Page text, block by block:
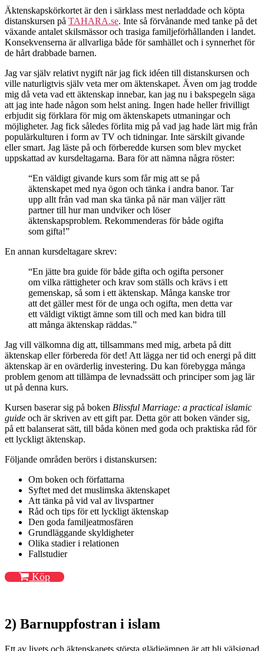
Äktenskapskörkortet är den i särklass mest nerladdade och köpta
distanskursen på TAHARA.se. Inte så förvånande med tanke på det
växande antalet skilsmässor och trasiga familjeförhållanden i landet.
Konsekvenserna är allvarliga både för samhället och i synnerhet för
de hårt drabbade barnen.
Jag var själv relativt nygift när jag fick idéen till distanskursen och
ville naturligtvis själv veta mer om äktenskapet. Även om jag trodde
mig då veta vad ett äktenskap innebar, kan jag nu i bakspegeln säga
att jag inte hade någon som helst aning. Ingen hade heller frivilligt
erbjudit sig förklara för mig om äktenskapets utmaningar och
möjligheter. Jag fick således förlita mig på vad jag hade lärt mig från
populärkulturen i form av TV och tidningar. Inte särskilt givande
eller smart. Jag läste på och förberedde kursen som blev mycket
uppskattad av kursdeltagarna. Bara för att nämna några röster:
“En väldigt givande kurs som får mig att se på
äktenskapet med nya ögon och tänka i andra banor. Tar
upp allt från vad man ska tänka på när man väljer rätt
partner till hur man undviker och löser
äktenskapsproblem. Rekommenderas för både ogifta
som gifta!”
En annan kursdeltagare skrev:
“En jätte bra guide för både gifta och ogifta personer
om vilka rättigheter och krav som ställs och krävs i ett
gemenskap, så som i ett äktenskap. Många kanske tror
att det gäller mest för de unga och ogifta, men detta var
ett väldigt viktigt ämne som till och med kan bidra till
att många äktenskap räddas.”
Jag vill välkomna dig att, tillsammans med mig, arbeta på ditt
äktenskap eller förbereda för det! Att lägga ner tid och energi på ditt
äktenskap är en ovärderlig investering. Du kan förebygga många
problem genom att tillämpa de levnadssätt och principer som jag lär
ut på denna kurs.
Kursen baserar sig på boken Blissful Marriage: a practical islamic
guide och är skriven av ett gift par. Detta gör att boken vänder sig,
på ett balanserat sätt, till båda könen med goda och praktiska råd för
ett lyckligt äktenskap.
Följande områden berörs i distanskursen:
Om boken och författarna
Syftet med det muslimska äktenskapet
Att tänka på vid val av livspartner
Råd och tips för ett lyckligt äktenskap
Den goda familjeatmosfären
Grundläggande skyldigheter
Olika stadier i relationen
Fallstudier
Köp
2) Barnuppfostran i islam